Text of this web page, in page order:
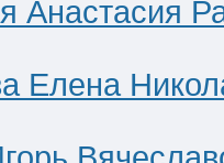
Анастасия
Елена